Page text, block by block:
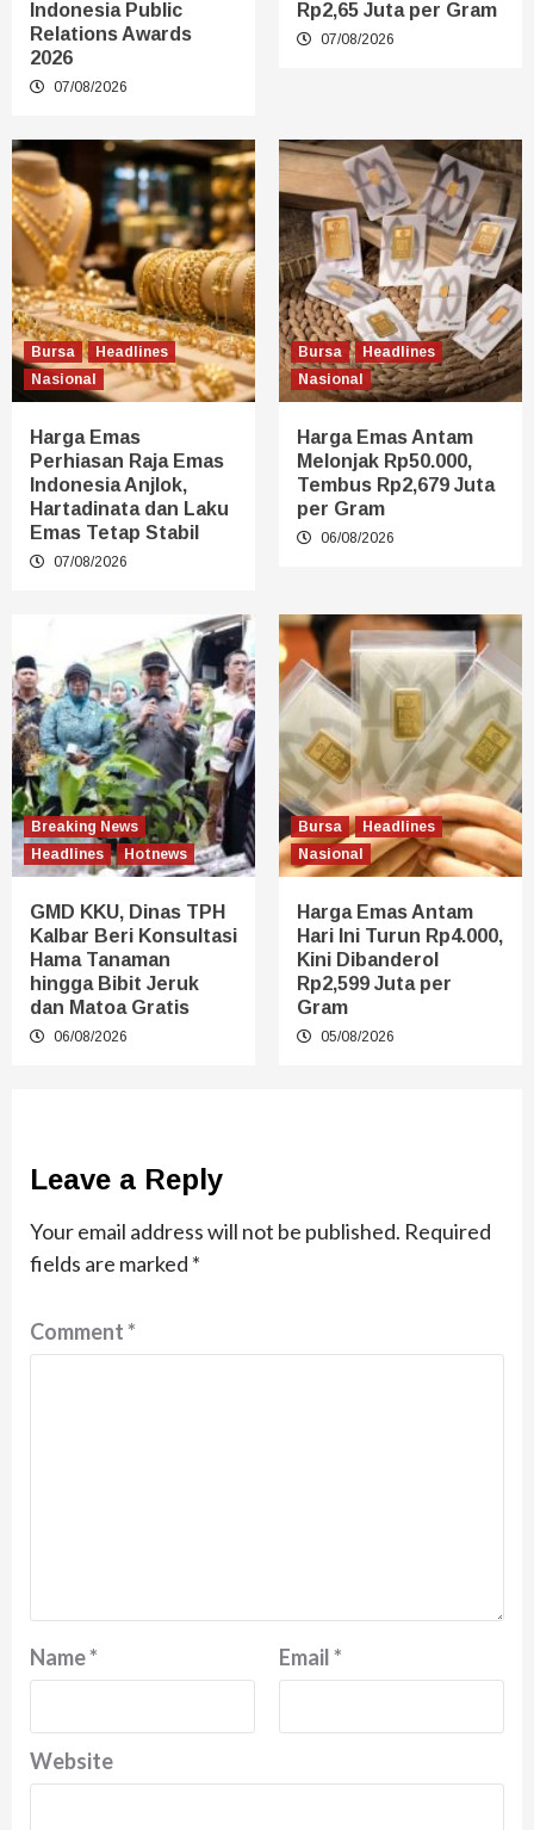
Indonesia Public
Relations Awards
2026
07/08/2026
Rp2,65 Juta per Gram
07/08/2026
Bursa
Headlines
Nasional
Harga Emas
Perhiasan Raja Emas
Indonesia Anjlok,
Hartadinata dan Laku
Emas Tetap Stabil
07/08/2026
Bursa
Headlines
Nasional
Harga Emas Antam
Melonjak Rp50.000,
Tembus Rp2,679 Juta
per Gram
06/08/2026
Breaking News
Headlines
Hotnews
GMD KKU, Dinas TPH
Kalbar Beri Konsultasi
Hama Tanaman
hingga Bibit Jeruk
dan Matoa Gratis
06/08/2026
Bursa
Headlines
Nasional
Harga Emas Antam
Hari Ini Turun Rp4.000,
Kini Dibanderol
Rp2,599 Juta per
Gram
05/08/2026
Leave a Reply
Your email address will not be published. Required
fields are marked *
Comment*
Name* Email*
Website